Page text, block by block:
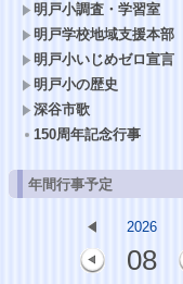
明戸小調査・学習室
明戸学校地域支援本部
明戸小いじめゼロ宣言
明戸小の歴史
深谷市歌
150周年記念行事
年間行事予定
2026
08